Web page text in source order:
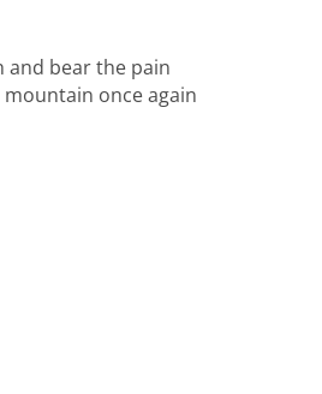
and bear the pain
once again